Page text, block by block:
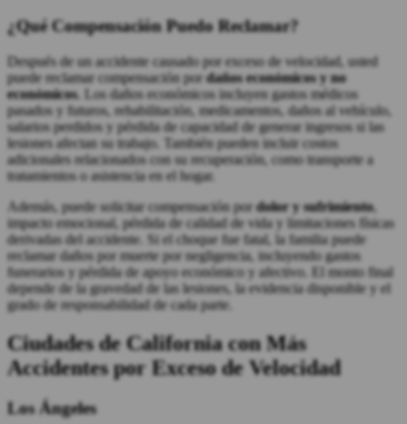
¿Qué Compensación Puedo Reclamar?
Después de un accidente causado por exceso de velocidad, usted
puede reclamar compensación pordaños económicos y no
económicos. Los daños económicos incluyen gastos médicos
pasados y futuros, rehabilitación, medicamentos, daños al vehículo,
salarios perdidos y pérdida de capacidad de generar ingresos si las
lesiones afectan su trabajo. También pueden incluir costos
adicionales relacionados con su recuperación, como transporte a
tratamientos o asistencia en el hogar.
Además, puede solicitar compensación pordolor y sufrimiento,
impacto emocional, pérdida de calidad de vida y limitaciones físicas
derivadas del accidente. Si el choque fue fatal, la familia puede
reclamar daños por muerte por negligencia, incluyendo gastos
funerarios y pérdida de apoyo económico y afectivo. El monto final
depende de la gravedad de las lesiones, la evidencia disponible y el
grado de responsabilidad de cada parte.
Ciudades de California con Más
Accidentes por Exceso de Velocidad
Los Ángeles